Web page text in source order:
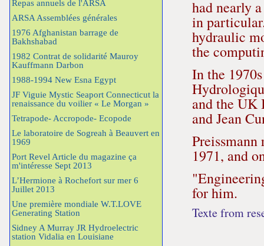
Repas annuels de l'ARSA
ARSA Assemblées générales
1976 Afghanistan barrage de
Bakhshabad
1982 Contrat de solidarité Mauroy
Kauffmann Darbon
1988-1994 New Esna Egypt
JF Viguie Mystic Seaport Connecticut la
renaissance du voilier « Le Morgan »
Tetrapode- Accropode- Ecopode
Le laboratoire de Sogreah à Beauvert en
1969
Port Revel Article du magazine ça
m'intéresse Sept 2013
L’Hermione à Rochefort sur mer 6
Juillet 2013
Une première mondiale W.T.LOVE
Generating Station
Sidney A Murray JR Hydroelectric
station Vidalia en Louisiane
had nearly
in
hydraulic
the
In the
and the UK
and Jean
1971, and
for him.
Texte from